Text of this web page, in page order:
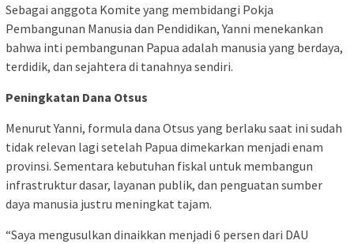
Sebagai anggota Komite yang membidangi Pokja
Pembangunan Manusia dan Pendidikan, Yanni menekankan
bahwa inti pembangunan Papua adalah manusia yang berdaya,
terdidik, dan sejahtera di tanahnya sendiri.
Peningkatan Dana Otsus
Menurut Yanni, formula dana Otsus yang berlaku saat ini sudah
tidak relevan lagi setelah Papua dimekarkan menjadi enam
provinsi. Sementara kebutuhan fiskal untuk membangun
infrastruktur dasar, layanan publik, dan penguatan sumber
daya manusia justru meningkat tajam.
“Saya mengusulkan dinaikkan menjadi 6 persen dari DAU